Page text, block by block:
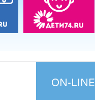
ON-LINE